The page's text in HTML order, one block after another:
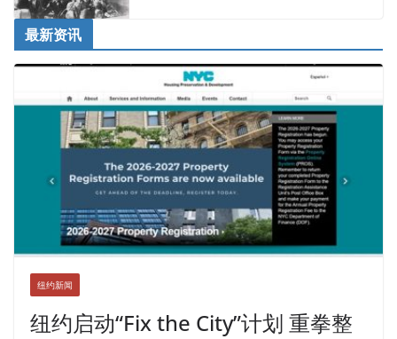
最新资讯
纽约新闻
纽约启动“Fix the City”计划 重拳整